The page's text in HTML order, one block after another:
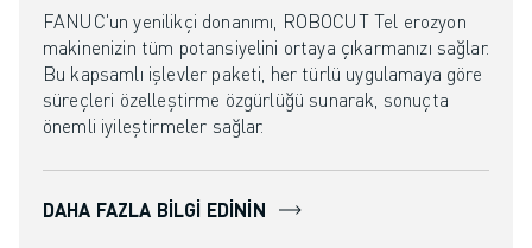
FANUC'un yenilikçi donanımı, ROBOCUT Tel erozyon
makinenizin tüm potansiyelini ortaya çıkarmanızı sağlar.
Bu kapsamlı işlevler paketi, her türlü uygulamaya göre
süreçleri özelleştirme özgürlüğü sunarak, sonuçta
önemli iyileştirmeler sağlar.
DAHA FAZLA BILGI EDININ